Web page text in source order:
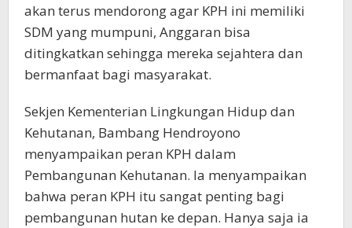
akan terus mendorong agar KPH ini memiliki
SDM yang mumpuni, Anggaran bisa
ditingkatkan sehingga mereka sejahtera dan
bermanfaat bagi masyarakat.
Sekjen Kementerian Lingkungan Hidup dan
Kehutanan, Bambang Hendroyono
menyampaikan peran KPH dalam
Pembangunan Kehutanan. Ia menyampaikan
bahwa peran KPH itu sangat penting bagi
pembangunan hutan ke depan. Hanya saja ia